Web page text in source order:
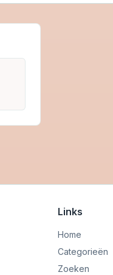
Links
Home
Categorieën
Zoeken